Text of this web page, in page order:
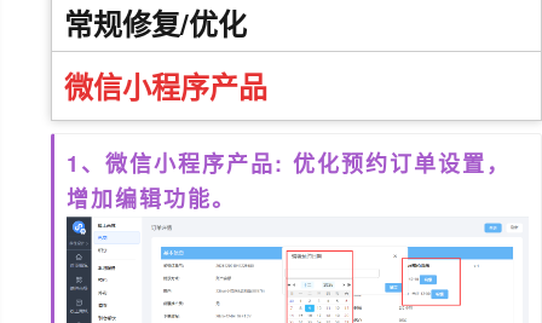
常规修复/优化
微信小程序产品
1、微信小程序产品: 优化预约订单设置，
增加编辑功能。